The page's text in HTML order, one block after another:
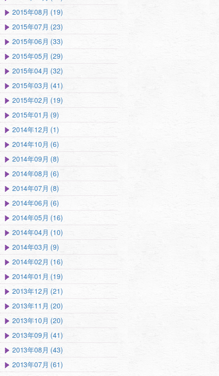
2015年08月 (19)
2015年07月 (23)
2015年06月 (33)
2015年05月 (29)
2015年04月 (32)
2015年03月 (41)
2015年02月 (19)
2015年01月 (9)
2014年12月 (1)
2014年10月 (6)
2014年09月 (8)
2014年08月 (6)
2014年07月 (8)
2014年06月 (6)
2014年05月 (16)
2014年04月 (10)
2014年03月 (9)
2014年02月 (16)
2014年01月 (19)
2013年12月 (21)
2013年11月 (20)
2013年10月 (20)
2013年09月 (41)
2013年08月 (43)
2013年07月 (61)